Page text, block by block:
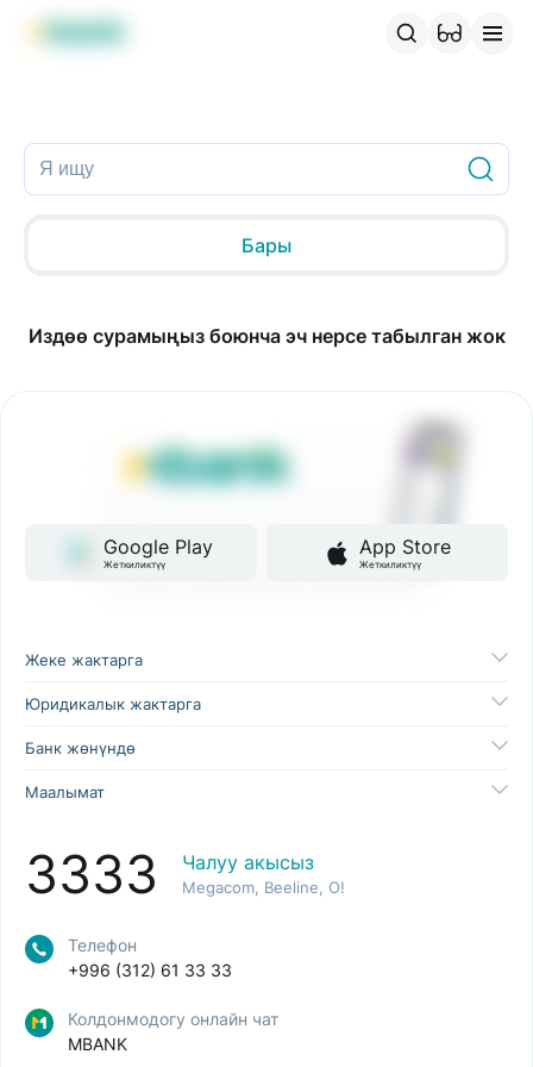
MBANK өнүмдөрү
Бары
Издөө сурамыңыз боюнча эч нерсе табылган жок
Google Play
Жеткиликтүү
App Store
Жеткиликтүү
Жеке жактарга
Юридикалык жактарга
Банк жөнүндө
Маалымат
3333 Чалуу акысыз
Megacom, Beeline, O!
Телефон
+996 (312) 61 33 33
Колдонмодогу онлайн чат
MBANK